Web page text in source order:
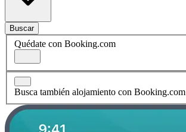
Buscar
Quédate con Booking.com
Busca también alojamiento con Booking.com